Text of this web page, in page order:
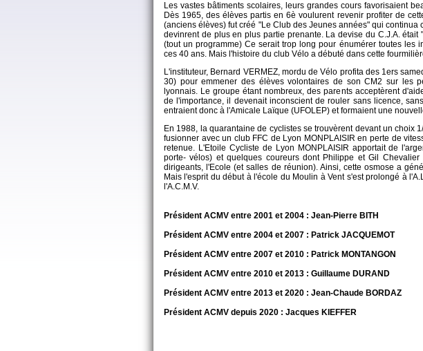
Les vastes bâtiments scolaires, leurs grandes cours favorisaient
Dès 1965, des élèves partis en 6è voulurent revenir profiter de
(anciens élèves) fut créé "Le Club des Jeunes années" qui continua
devinrent de plus en plus partie prenante. La devise du C.J.A. était
(tout un programme) Ce serait trop long pour énumérer toutes les
ces 40 ans. Mais l'histoire du club Vélo a débuté dans cette
L'instituteur, Bernard VERMEZ, mordu de Vélo profita des 1ers
30) pour emmener des élèves volontaires de son CM2 sur les
lyonnais. Le groupe étant nombreux, des parents acceptèrent
de l'importance, il devenait inconscient de rouler sans licence,
entraient donc à l'Amicale Laïque (UFOLEP) et formaient une
En 1988, la quarantaine de cyclistes se trouvèrent devant un choix
fusionner avec un club FFC de Lyon MONPLAISIR en perte de
retenue. L'Etoile Cycliste de Lyon MONPLAISIR apportait de
porte- vélos) et quelques coureurs dont Philippe et Gil
dirigeants, l'Ecole (et salles de réunion). Ainsi, cette osmose a
Mais l'esprit du début à l'école du Moulin à Vent s'est prolongé à
l'A.C.M.V.
Président ACMV entre 2001 et 2004 : Jean-Pierre BITH
Président ACMV entre 2004 et 2007 : Patrick JACQUEMOT
Président ACMV entre 2007 et 2010 : Patrick MONTANGON
Président ACMV entre 2010 et 2013 : Guillaume DURAND
Président ACMV entre 2013 et 2020 : Jean-Chaude BORDAZ
Président ACMV depuis 2020 : Jacques KIEFFER